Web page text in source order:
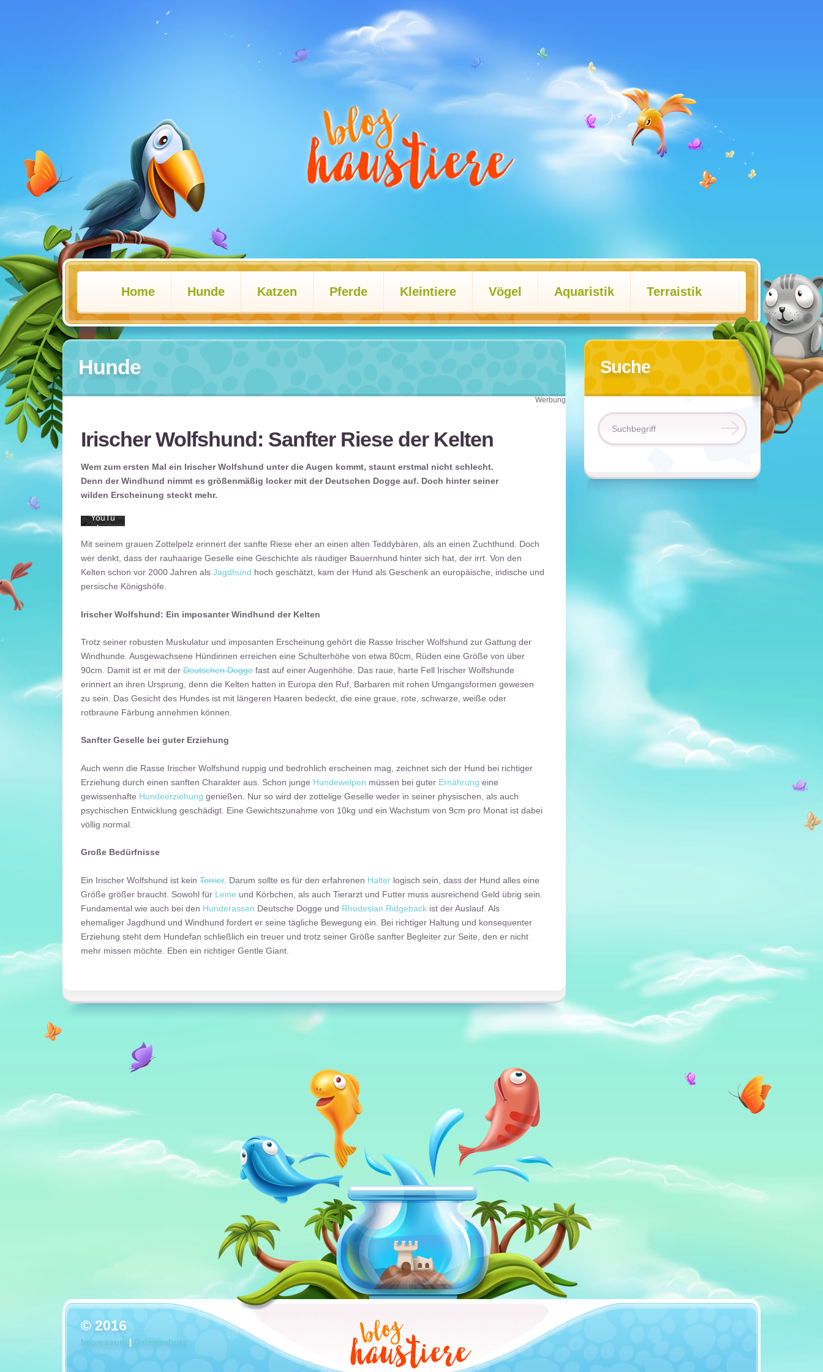
Home Hunde Katzen Pferde Kleintiere Vögel Aquaristik Terraistik
Hunde
Irischer Wolfshund: Sanfter Riese der Kelten
Wem zum ersten Mal ein Irischer Wolfshund unter die Augen kommt, staunt erstmal nicht schlecht.
Denn der Windhund nimmt es größenmäßig locker mit der Deutschen Dogge auf. Doch hinter seiner
wilden Erscheinung steckt mehr.
Videos
akzept
Sie die
Daten
schutz
erkläru
YouTu
be.
erfahr
en
Video
immer
Mit seinem grauen Zottelpelz erinnert der sanfte Riese eher an einen alten Teddybären, als an einen Zuchthund. Doch
wer denkt, dass der rauhaarige Geselle eine Geschichte als räudiger Bauernhund hinter sich hat, der irrt. Von den
Kelten schon vor 2000 Jahren als Jagdhund hoch geschätzt, kam der Hund als Geschenk an europäische, indische und
persische Königshöfe.
Irischer Wolfshund: Ein imposanter Windhund der Kelten
Trotz seiner robusten Muskulatur und imposanten Erscheinung gehört die Rasse Irischer Wolfshund zur Gattung der
Windhunde. Ausgewachsene Hündinnen erreichen eine Schulterhöhe von etwa 80cm, Rüden eine Größe von über
90cm. Damit ist er mit der Deutschen Dogge fast auf einer Augenhöhe. Das raue, harte Fell Irischer Wolfshunde
erinnert an ihren Ursprung, denn die Kelten hatten in Europa den Ruf, Barbaren mit rohen Umgangsformen gewesen
zu sein. Das Gesicht des Hundes ist mit längeren Haaren bedeckt, die eine graue, rote, schwarze, weiße oder
rotbraune Färbung annehmen können.
Sanfter Geselle bei guter Erziehung
Auch wenn die Rasse Irischer Wolfshund ruppig und bedrohlich erscheinen mag, zeichnet sich der Hund bei richtiger
Erziehung durch einen sanften Charakter aus. Schon junge Hundewelpen müssen bei guter Ernährung eine
gewissenhafte Hundeerziehung genießen. Nur so wird der zottelige Geselle weder in seiner physischen, als auch
psychischen Entwicklung geschädigt. Eine Gewichtszunahme von 10kg und ein Wachstum von 9cm pro Monat ist dabei
völlig normal.
Große Bedürfnisse
Ein Irischer Wolfshund ist kein Terrier. Darum sollte es für den erfahrenen Halter logisch sein, dass der Hund alles eine
Größe größer braucht. Sowohl für Leine und Körbchen, als auch Tierarzt und Futter muss ausreichend Geld übrig sein.
Fundamental wie auch bei den Hunderassen Deutsche Dogge und Rhodesian Ridgeback ist der Auslauf. Als
ehemaliger Jagdhund und Windhund fordert er seine tägliche Bewegung ein. Bei richtiger Haltung und konsequenter
Erziehung steht dem Hundefan schließlich ein treuer und trotz seiner Größe sanfter Begleiter zur Seite, den er nicht
mehr missen möchte. Eben ein richtiger Gentle Giant.
Werbung
Suche
© 2016
Impressum | Datenschutz